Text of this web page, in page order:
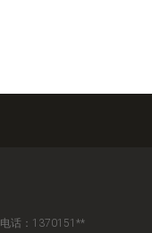
电话：1370151**